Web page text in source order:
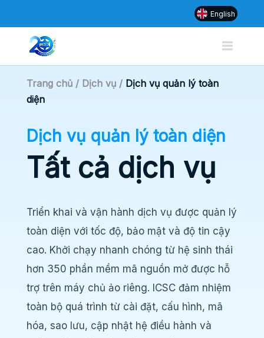
English
Trang chủ / Dịch vụ /Dịch vụ quản lý toàn
diện
Dịch vụ quản lý toàn diện
Tất cả dịch vụ
Triển khai và vận hành dịch vụ được quản lý
toàn diện với tốc độ, bảo mật và độ tin cậy
cao. Khởi chạy nhanh chóng từ hệ sinh thái
hơn 350 phần mềm mã nguồn mở được hỗ
trợ trên máy chủ ảo riêng. ICSC đảm nhiệm
toàn bộ quá trình từ cài đặt, cấu hình, mã
hóa, sao lưu, cập nhật hệ điều hành và